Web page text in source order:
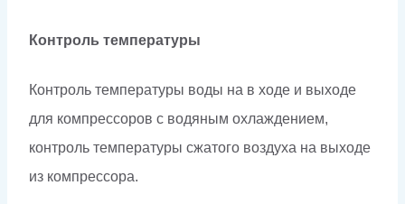
Контроль температуры
Контроль температуры воды на в ходе и выходе
для компрессоров с водяным охлаждением,
контроль температуры сжатого воздуха на выходе
из компрессора.